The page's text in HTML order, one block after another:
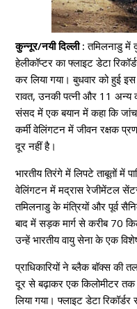
कुन्नूर/नयी दिल्ली : तमिलनाडु में
हेलीकॉप्टर का फ्लाइट डेटा
कर लिया गया। बुधवार को हुई
रावत, उनकी पत्नी और 11 अन्य
संसद में एक बयान में कहा कि
कर्मी वेलिंगटन में जीवन रक्षक
दूर नहीं है।
भारतीय तिरंगे में लिपटे ताबूतों में
वेलिंगटन में मद्रास रेजीमेंटल
तमिलनाडु के मंत्रियों और पूर्व
बाद में सड़क मार्ग से करीब 70
उन्हें भारतीय वायु सेना के एक
प्राधिकारियों ने ब्लैक बॉक्स की
दूर से बढ़ाकर एक किलोमीटर
लिया गया। फ्लाइट डेटा